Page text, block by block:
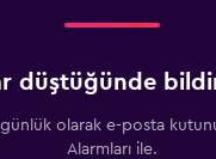
düştüğünde
olarak e-posta
Alarmları ile.